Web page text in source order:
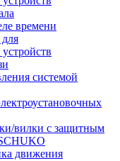
времени
системой
вилки с защитным
движения